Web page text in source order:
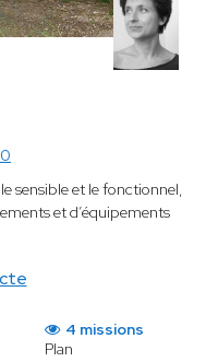
sensible et le fonctionnel,
et d’équipements
4 missions
Plan